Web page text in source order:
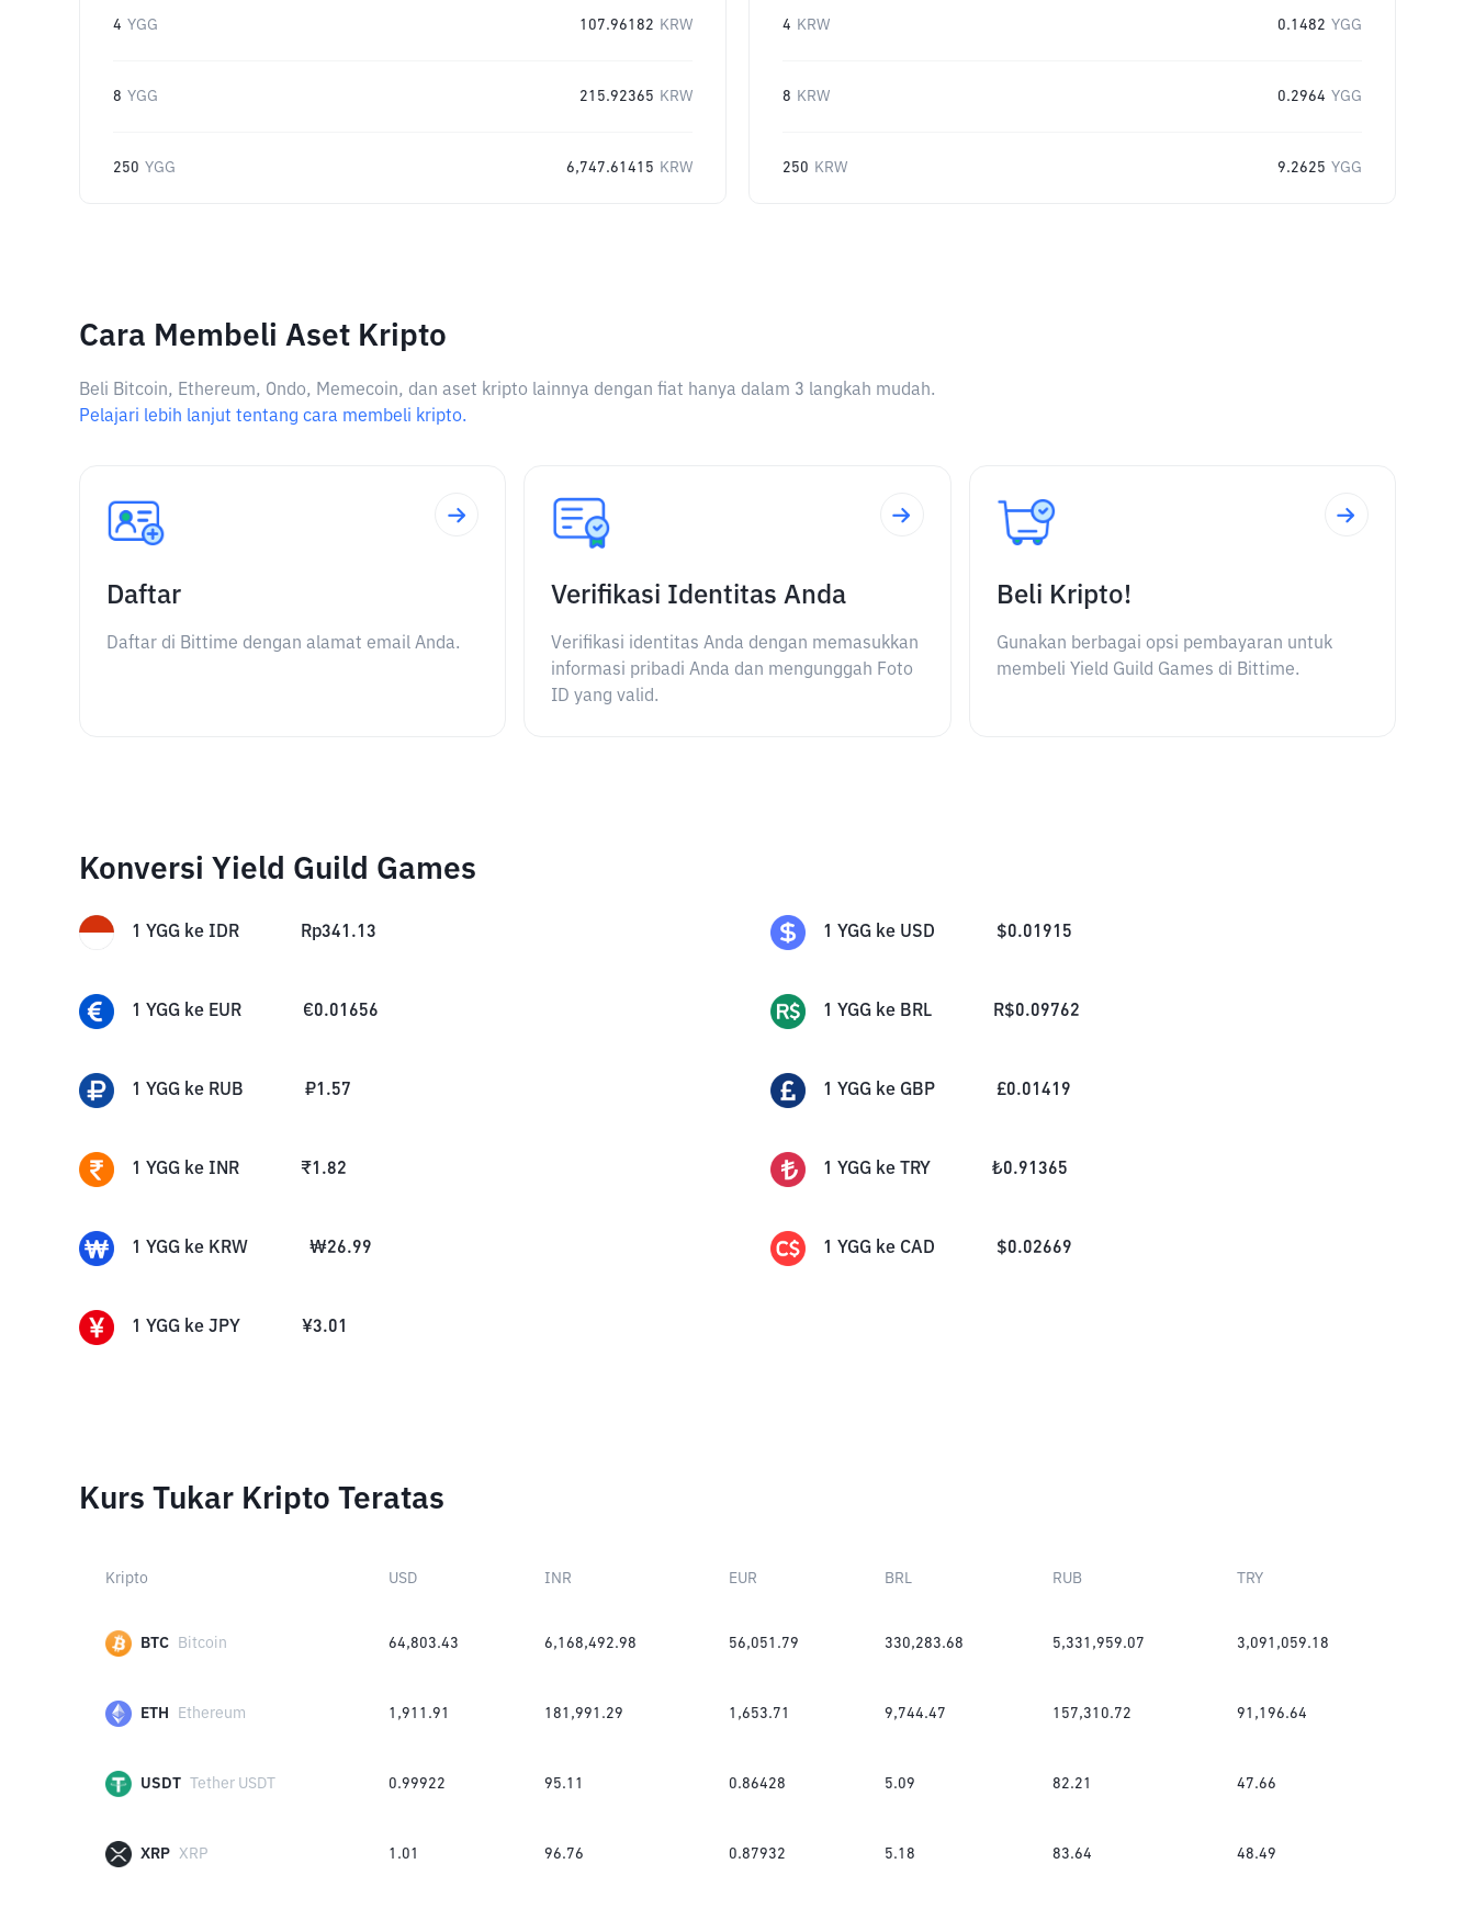
4 YGG 107.96182 KRW
8 YGG 215.92365 KRW
250 YGG 6,747.61415 KRW
4 KRW 0.1482 YGG
8 KRW 0.2964 YGG
250 KRW 9.2625 YGG
Cara Membeli Aset Kripto
Beli Bitcoin, Ethereum, Ondo, Memecoin, dan aset kripto lainnya dengan fiat hanya dalam 3 langkah mudah.
Pelajari lebih lanjut tentang cara membeli kripto.
Daftar
Daftar di Bittime dengan alamat email Anda.
Verifikasi Identitas Anda
Verifikasi identitas Anda dengan memasukkan
informasi pribadi Anda dan mengunggah Foto
ID yang valid.
Beli Kripto!
Gunakan berbagai opsi pembayaran untuk
membeli Yield Guild Games di Bittime.
Konversi Yield Guild Games
1 YGG ke IDR Rp341.13 1 YGG ke USD $0.01915
1 YGG ke EUR €0.01656 1 YGG ke BRL R$0.09762
1 YGG ke RUB ₽1.57 1 YGG ke GBP £0.01419
1 YGG ke INR ₹1.82 1 YGG ke TRY ₺0.91365
1 YGG ke KRW ₩26.99 1 YGG ke CAD $0.02669
1 YGG ke JPY ¥3.01
Kurs Tukar Kripto Teratas
Kripto USD INR EUR BRL RUB TRY
BTC Bitcoin 64,803.43 6,168,492.98 56,051.79 330,283.68 5,331,959.07 3,091,059.18
ETH Ethereum 1,911.91 181,991.29 1,653.71 9,744.47 157,310.72 91,196.64
USDT Tether USDT 0.99922 95.11 0.86428 5.09 82.21 47.66
XRP XRP 1.01 96.76 0.87932 5.18 83.64 48.49